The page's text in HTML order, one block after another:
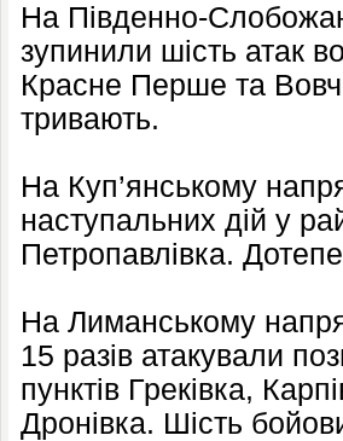
На Південно-
зупинили шість атак
Красне Перше та
тривають.
На Куп’янському
наступальних дій у
Петропавлівка.
На Лиманському
15 разів атакували
пунктів Греківка,
Дронівка. Шість